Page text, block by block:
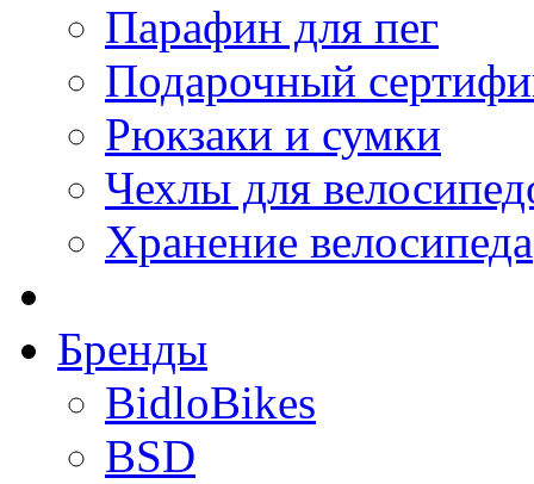
Парафин для пег
Подарочный
Рюкзаки и сумки
Чехлы для
Хранение велосипеда
Бренды
BidloBikes
BSD